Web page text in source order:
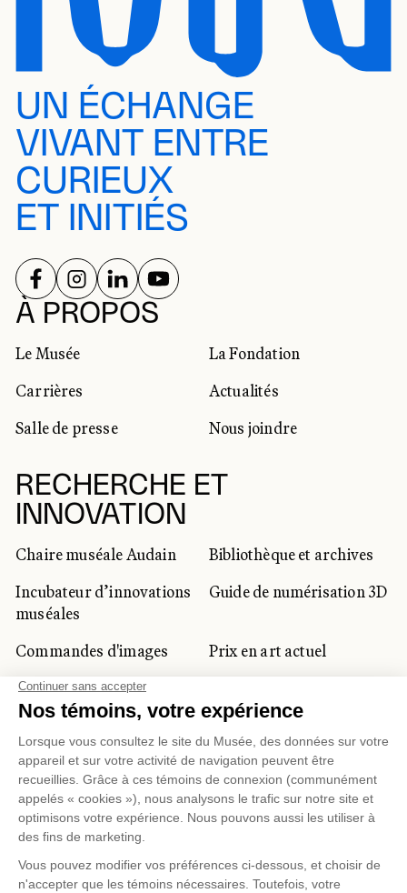
UN ÉCHANGE
VIVANT ENTRE
CURIEUX
ET INITIÉS
À PROPOS
Le Musée
La Fondation
Carrières
Actualités
Salle de presse
Nous joindre
RECHERCHE ET
INNOVATION
Chaire muséale Audain
Bibliothèque et archives
Incubateur d’innovations
muséales
Guide de numérisation 3D
Commandes d'images
Prix en art actuel
Prix Lynne-Cohen
CLIENTÈLE CORPORATIVE
ET PRIVÉE
Location d'espaces
Activités corporatives
professionnels du
RÉSEAUX SOCIAUX
SUIVEZ-NOUS SUR
SUIVEZ-NOUS SUR
SUIVEZ-NOUS SUR
SUIVEZ-NOUS SUR